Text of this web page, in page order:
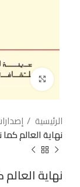
إضغط
الرئيسية
نهاية العالم
نهاية